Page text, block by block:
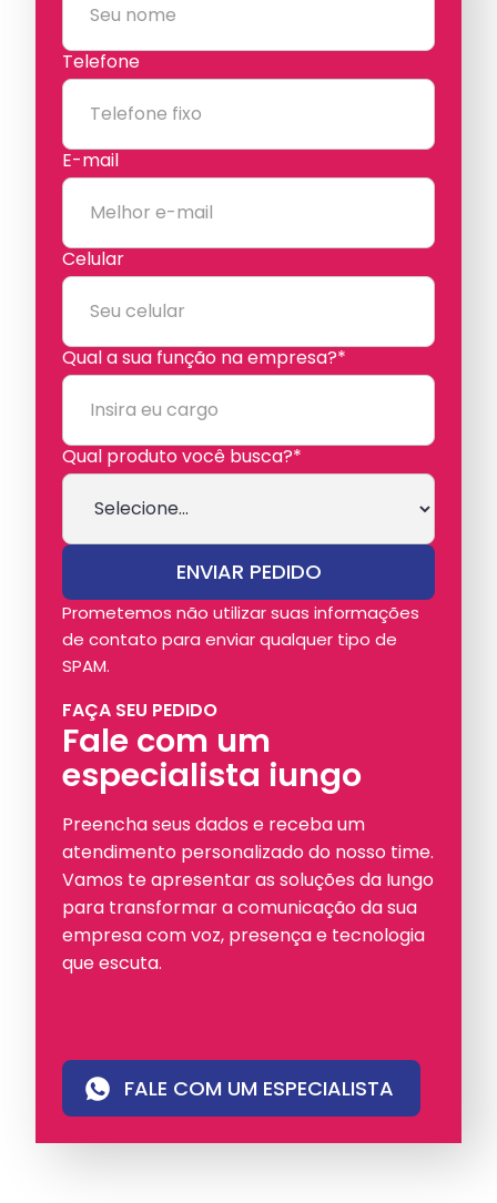
FAÇA SEU PEDIDO
Fale com um
especialista iungo
Preencha seus dados e receba um
atendimento personalizado do nosso time.
Vamos te apresentar as soluções da Iungo
para transformar a comunicação da sua
empresa com voz, presença e tecnologia
que escuta.
FALE COM UM ESPECIALISTA
Telefone
E-mail
Celular
Qual a sua função na empresa?*
Qual produto você busca?*
Prometemos não utilizar suas informações
de contato para enviar qualquer tipo de
SPAM.